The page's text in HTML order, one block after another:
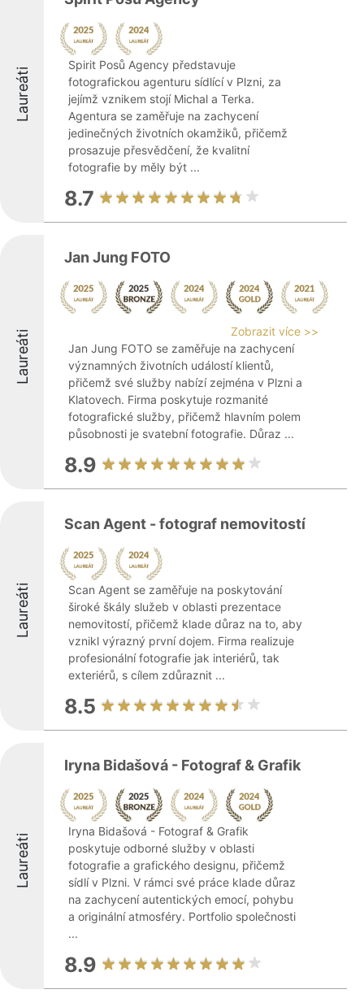
Laureáti
Spirit Posů Agency představuje
fotografickou agenturu sídlící v Plzni, za
jejímž vznikem stojí Michal a Terka.
Agentura se zaměřuje na zachycení
jedinečných životních okamžiků, přičemž
prosazuje přesvědčení, že kvalitní
fotografie by měly být ...
8.7
Laureáti
Jan Jung FOTO
Zobrazit více >>
Jan Jung FOTO se zaměřuje na zachycení
významných životních událostí klientů,
přičemž své služby nabízí zejména v Plzni a
Klatovech. Firma poskytuje rozmanité
fotografické služby, přičemž hlavním polem
působnosti je svatební fotografie. Důraz ...
8.9
Laureáti
Scan Agent - fotograf nemovitostí
Scan Agent se zaměřuje na poskytování
široké škály služeb v oblasti prezentace
nemovitostí, přičemž klade důraz na to, aby
vznikl výrazný první dojem. Firma realizuje
profesionální fotografie jak interiérů, tak
exteriérů, s cílem zdůraznit ...
8.5
Laureáti
Iryna Bidašová - Fotograf & Grafik
Iryna Bidašová - Fotograf & Grafik
poskytuje odborné služby v oblasti
fotografie a grafického designu, přičemž
sídlí v Plzni. V rámci své práce klade důraz
na zachycení autentických emocí, pohybu
a originální atmosféry. Portfolio společnosti
...
8.9